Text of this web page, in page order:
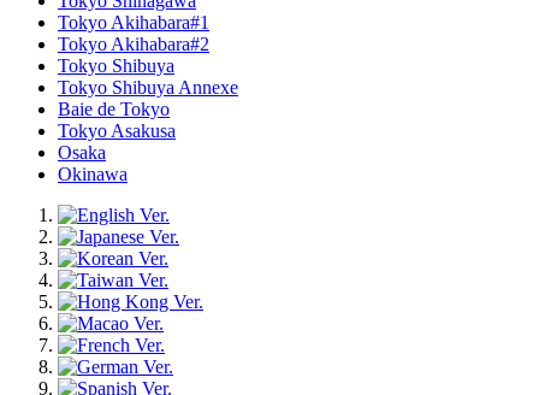
Tokyo Akihabara#1
Tokyo Akihabara#2
Tokyo Shibuya
Tokyo Shibuya Annexe
Baie de Tokyo
Tokyo Asakusa
Osaka
Okinawa